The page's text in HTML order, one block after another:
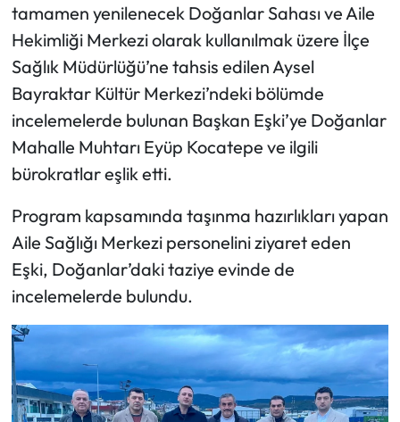
tamamen yenilenecek Doğanlar Sahası ve Aile
Hekimliği Merkezi olarak kullanılmak üzere İlçe
Sağlık Müdürlüğü’ne tahsis edilen Aysel
Bayraktar Kültür Merkezi’ndeki bölümde
incelemelerde bulunan Başkan Eşki’ye Doğanlar
Mahalle Muhtarı Eyüp Kocatepe ve ilgili
bürokratlar eşlik etti.
Program kapsamında taşınma hazırlıkları yapan
Aile Sağlığı Merkezi personelini ziyaret eden
Eşki, Doğanlar’daki taziye evinde de
incelemelerde bulundu.